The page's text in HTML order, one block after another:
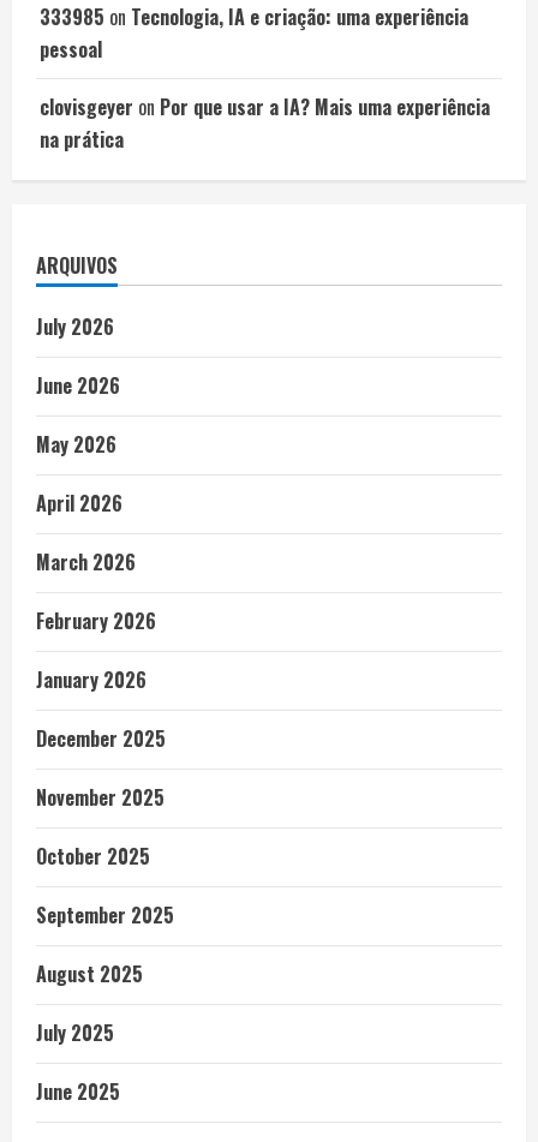
333985 on Tecnologia, IA e criação: uma experiência
pessoal
clovisgeyer on Por que usar a IA? Mais uma experiência
na prática
ARQUIVOS
July 2026
June 2026
May 2026
April 2026
March 2026
February 2026
January 2026
December 2025
November 2025
October 2025
September 2025
August 2025
July 2025
June 2025